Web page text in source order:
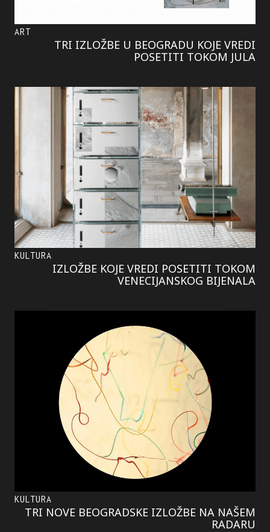
ART
TRI IZLOŽBE U BEOGRADU KOJE VREDI
POSETITI TOKOM JULA
KULTURA
IZLOŽBE KOJE VREDI POSETITI TOKOM
VENECIJANSKOG BIJENALA
KULTURA
TRI NOVE BEOGRADSKE IZLOŽBE NA NAŠEM
RADARU